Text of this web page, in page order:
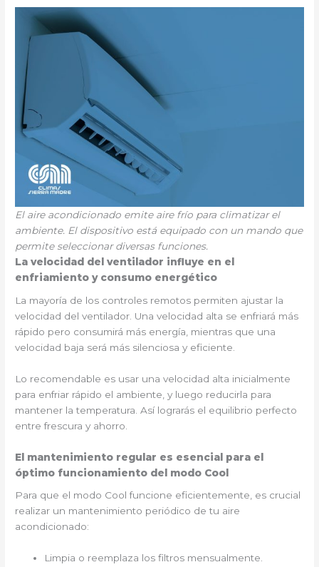
El aire acondicionado emite aire frío para climatizar el
ambiente. El dispositivo está equipado con un mando que
permite seleccionar diversas funciones.
La velocidad del ventilador influye en el
enfriamiento y consumo energético
La mayoría de los controles remotos permiten ajustar la
velocidad del ventilador. Una velocidad alta se enfriará más
rápido pero consumirá más energía, mientras que una
velocidad baja será más silenciosa y eficiente.
Lo recomendable es usar una velocidad alta inicialmente
para enfriar rápido el ambiente, y luego reducirla para
mantener la temperatura. Así lograrás el equilibrio perfecto
entre frescura y ahorro.
El mantenimiento regular es esencial para el
óptimo funcionamiento del modo Cool
Para que el modo Cool funcione eficientemente, es crucial
realizar un mantenimiento periódico de tu aire
acondicionado:
Limpia o reemplaza los filtros mensualmente.